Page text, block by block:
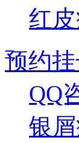
红
预约
QQ
银